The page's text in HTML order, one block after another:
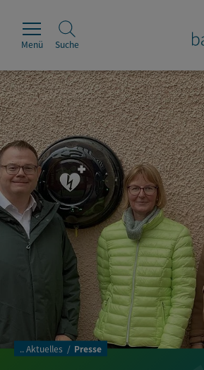
Rathaus
Erleben
Leben & Wohnen
Wirtschaft & Handel
Menü Suche
.. Aktuelles Presse